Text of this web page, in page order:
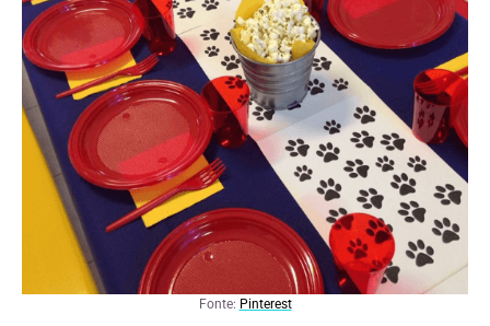
Fonte: Pinterest